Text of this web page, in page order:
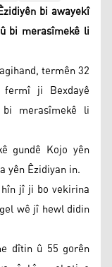
bi awayekî
bi merasîmekê li
termên 32
ji Bexdayê
merasîmekê li
gundê Kojo yên
yên Êzidiyan in.
jî ji bo vekirina
wê jî hewl didin
dîtin û 55 gorên